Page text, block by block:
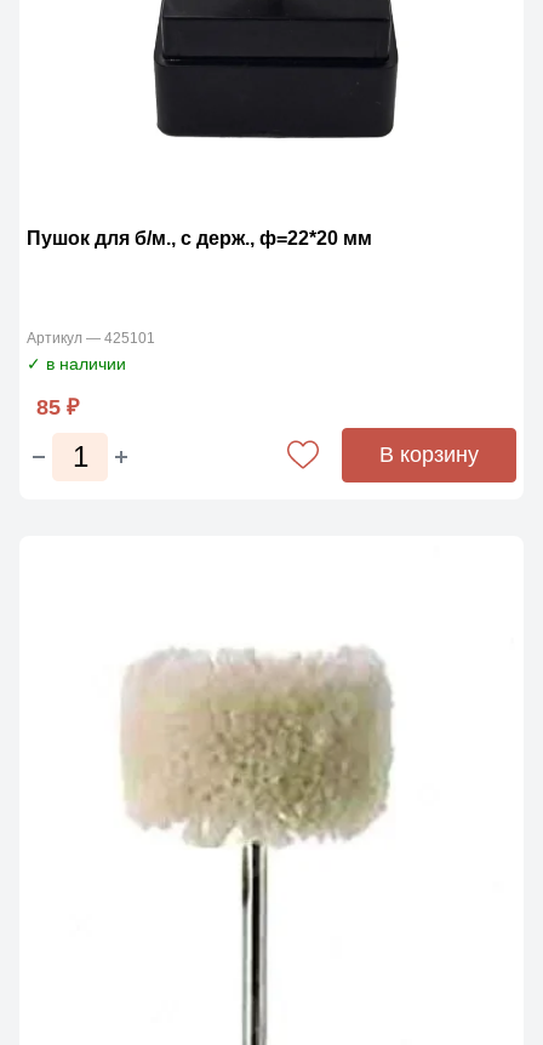
Пушок для б/м., с держ., ф=22*20 мм
Артикул — 425101
✓ в наличии
85 ₽
В корзину